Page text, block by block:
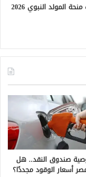
1500جنيه.. موعد صرف منحة المولد النبوي 2026
صندوق النقد.. هل
أسعار الوقود مجددًا؟